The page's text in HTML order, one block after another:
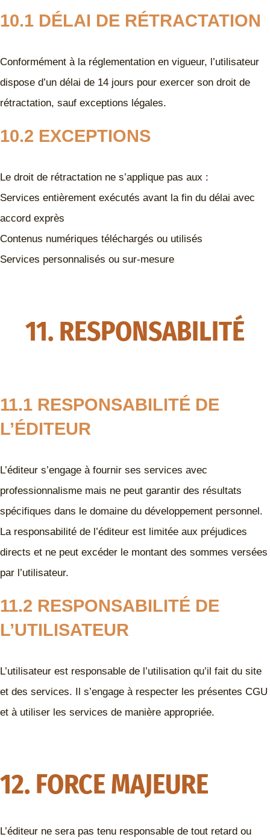
10.1 DÉLAI DE RÉTRACTATION
Conformément à la réglementation en vigueur, l’utilisateur
dispose d’un délai de 14 jours pour exercer son droit de
rétractation, sauf exceptions légales.
10.2 EXCEPTIONS
Le droit de rétractation ne s’applique pas aux :
Services entièrement exécutés avant la fin du délai avec
accord exprès
Contenus numériques téléchargés ou utilisés
Services personnalisés ou sur-mesure
11. RESPONSABILITÉ
11.1 RESPONSABILITÉ DE
L’ÉDITEUR
L’éditeur s’engage à fournir ses services avec
professionnalisme mais ne peut garantir des résultats
spécifiques dans le domaine du développement personnel.
La responsabilité de l’éditeur est limitée aux préjudices
directs et ne peut excéder le montant des sommes versées
par l’utilisateur.
11.2 RESPONSABILITÉ DE
L’UTILISATEUR
L’utilisateur est responsable de l’utilisation qu’il fait du site
et des services. Il s’engage à respecter les présentes CGU
et à utiliser les services de manière appropriée.
12. FORCE MAJEURE
L’éditeur ne sera pas tenu responsable de tout retard ou